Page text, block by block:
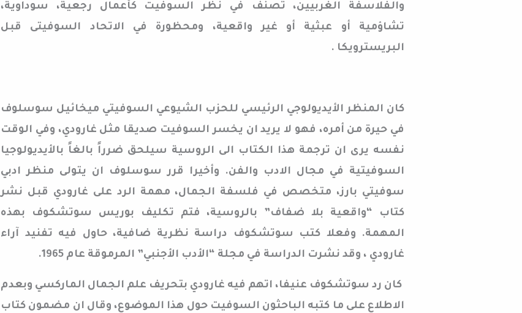
والفلاسفة الغربيين، تصنف في نظر السوفيت كأعمال رجعية، سوداوية،
تشاؤمية أو عبثية أو غير واقعية، ومحظورة في الاتحاد السوفيتى قبل
البريسترويكا .
كان المنظر الأيديولوجي الرئيسي للحزب الشيوعي السوفيتي ميخائيل سوسلوف
في حيرة من أمره، فهو لا يريد ان يخسر السوفيت صديقا مثل غارودي، وفي الوقت
نفسه يرى ان ترجمة هذا الكتاب الى الروسية سيلحق ضرراً بالغاً بالأيديولوجيا
السوفيتية في مجال الادب والفن. وأخيرا قرر سوسلوف ان يتولى منظر ادبي
سوفيتي بارز، متخصص في فلسفة الجمال، مهمة الرد على غارودي قبل نشر
كتاب “واقعية بلا ضفاف” بالروسية، فتم تكليف بوريس سوتشكوف بهذه
المهمة. وفعلا كتب سوتشكوف دراسة نظرية ضافية، حاول فيه تفنيد آراء
غارودي ، وقد نشرت الدراسة في مجلة “الأدب الأجنبي” المرموقة عام 1965.
كان رد سوتشكوف عنيفا، اتهم فيه غارودي بتحريف علم الجمال الماركسي وبعدم
الاطلاع على ما كتبه الباحثون السوفيت حول هذا الموضوع، وقال ان مضمون كتاب